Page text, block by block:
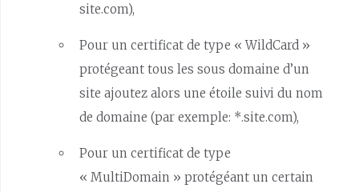
site.com),
Pour un certificat de type « WildCard »
protégeant tous les sous domaine d’un
site ajoutez alors une étoile suivi du nom
de domaine (par exemple: *.site.com),
Pour un certificat de type
« MultiDomain » protégéant un certain